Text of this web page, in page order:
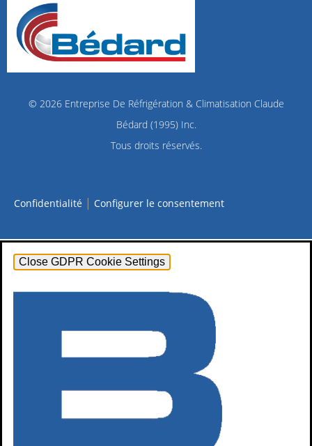
© 2026 Entreprise De Réfrigération & Climatisation Claude
Bédard (1995) Inc.
Tous droits réservés.
Confidentialité | Configurer le consentement
Close GDPR Cookie Settings